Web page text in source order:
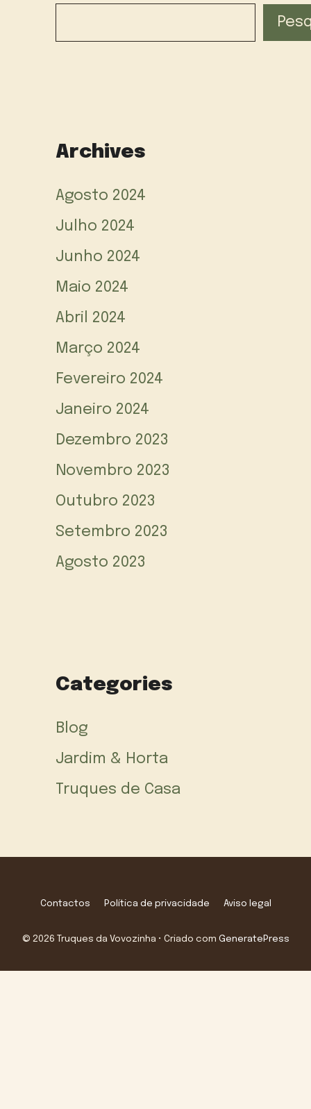
Archives
Agosto 2024
Julho 2024
Junho 2024
Maio 2024
Abril 2024
Março 2024
Fevereiro 2024
Janeiro 2024
Dezembro 2023
Novembro 2023
Outubro 2023
Setembro 2023
Agosto 2023
Categories
Blog
Jardim & Horta
Truques de Casa
Contactos Política de privacidade Aviso legal
© 2026 Truques da Vovozinha • Criado com GeneratePress